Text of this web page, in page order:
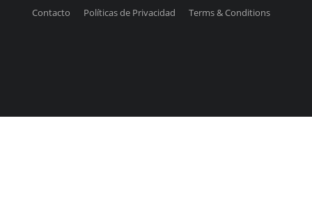
Contacto Políticas de Privacidad Terms & Conditions